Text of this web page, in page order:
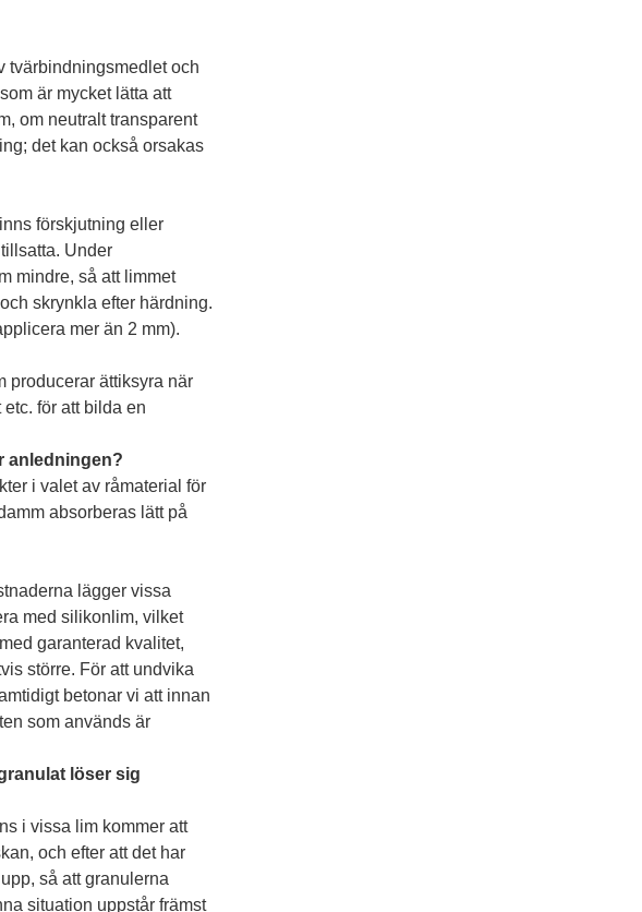
tvärbindningsmedlet och
är mycket lätta att
om neutralt transparent
det kan också orsakas
förskjutning eller
Under
mindre, så att limmet
skrynkla efter härdning.
mer än 2 mm).
producerar ättiksyra när
för att bilda en
anledningen?
i valet av råmaterial för
absorberas lätt på
lägger vissa
med silikonlim, vilket
garanterad kvalitet,
större. För att undvika
betonar vi att innan
som används är
löser sig
i vissa lim kommer att
och efter att det har
så att granulerna
situation uppstår främst